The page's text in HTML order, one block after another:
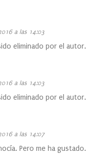
a las 14:03
eliminado por el autor.
a las 14:03
eliminado por el autor.
a las 14:07
Pero me ha gustado.